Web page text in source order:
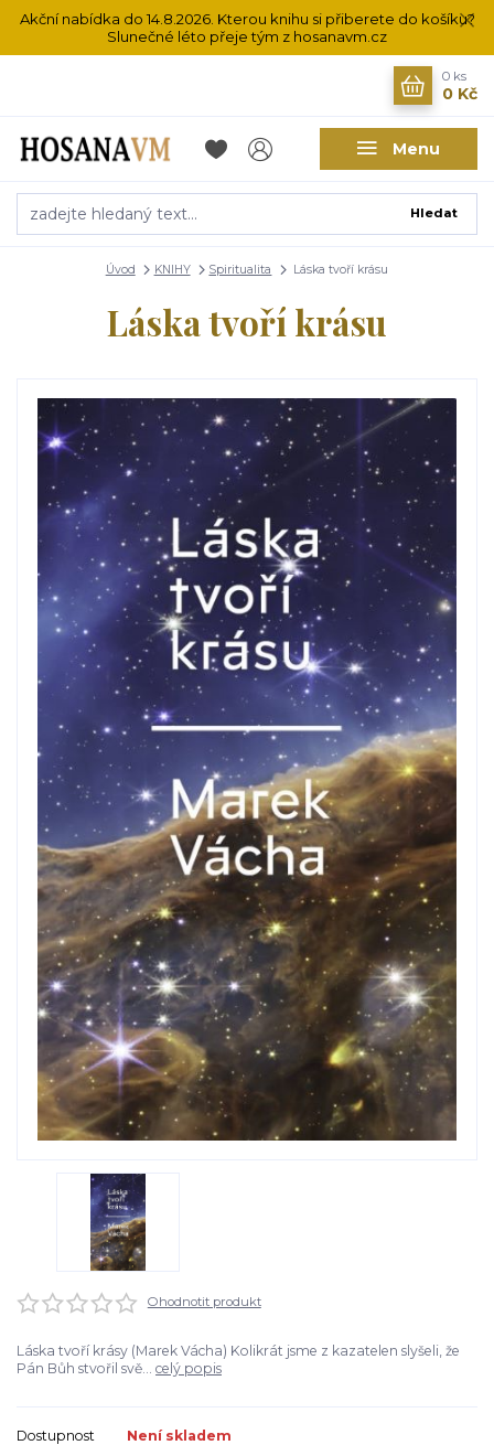
Akční nabídka do 14.8.2026. Kterou knihu si přiberete do košíku?
Slunečné léto přeje tým z hosanavm.cz
Menu
Hledat
0 ks
0 Kč
Úvod KNIHY Spiritualita Láska tvoří krásu
Láska tvoří krásu
Ohodnotit produkt
Láska tvoří krásy (Marek Vácha) Kolikrát jsme z kazatelen slyšeli, že
Pán Bůh stvořil svě... celý popis
Dostupnost
Není skladem